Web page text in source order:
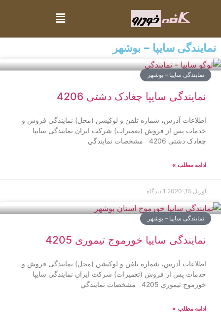
نمایندگی سایپا – بوشهر
نمایندگی سایپا – بوشهر
نمایندگی سایپا چغادک دشتی 4206
اطلاعات آدرس، شماره تلفن و لوکیشن (محل) نمایندگی فروش و
خدمات پس از فروش (تعمیرات) شرکت ایران نمایندگی سایپا
چغادک دشتی 4206 مشخصات نمايندگي
ادامه مطلب »
آوریل 15, 2020 1 دیدگاه
نمایندگی سایپا – بوشهر
نمایندگی سایپا خورموج تیموری 4205
اطلاعات آدرس، شماره تلفن و لوکیشن (محل) نمایندگی فروش و
خدمات پس از فروش (تعمیرات) شرکت ایران نمایندگی سایپا
خورموج تیموری 4205 مشخصات نمايندگي
ادامه مطلب »